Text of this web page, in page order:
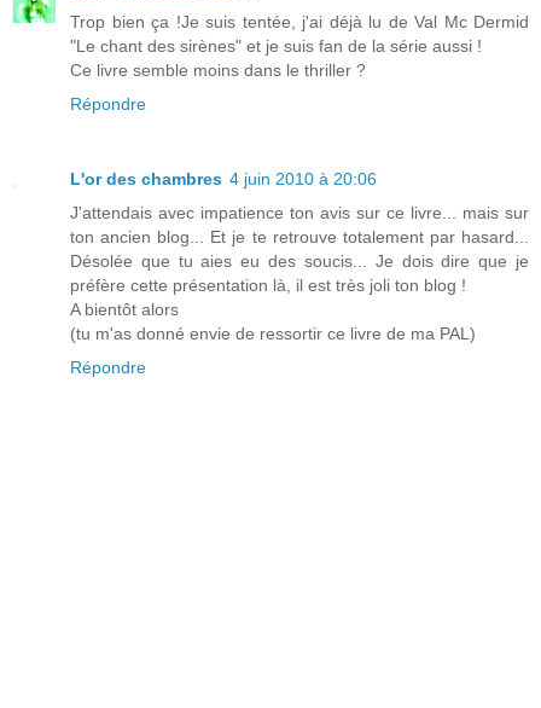
Trop bien ça !Je suis tentée, j'ai déjà lu de Val Mc Dermid
"Le chant des sirènes" et je suis fan de la série aussi !
Ce livre semble moins dans le thriller ?
Répondre
L'or des chambres 4 juin 2010 à 20:06
J'attendais avec impatience ton avis sur ce livre... mais sur
ton ancien blog... Et je te retrouve totalement par hasard...
Désolée que tu aies eu des soucis... Je dois dire que je
préfère cette présentation là, il est très joli ton blog !
A bientôt alors
(tu m'as donné envie de ressortir ce livre de ma PAL)
Répondre